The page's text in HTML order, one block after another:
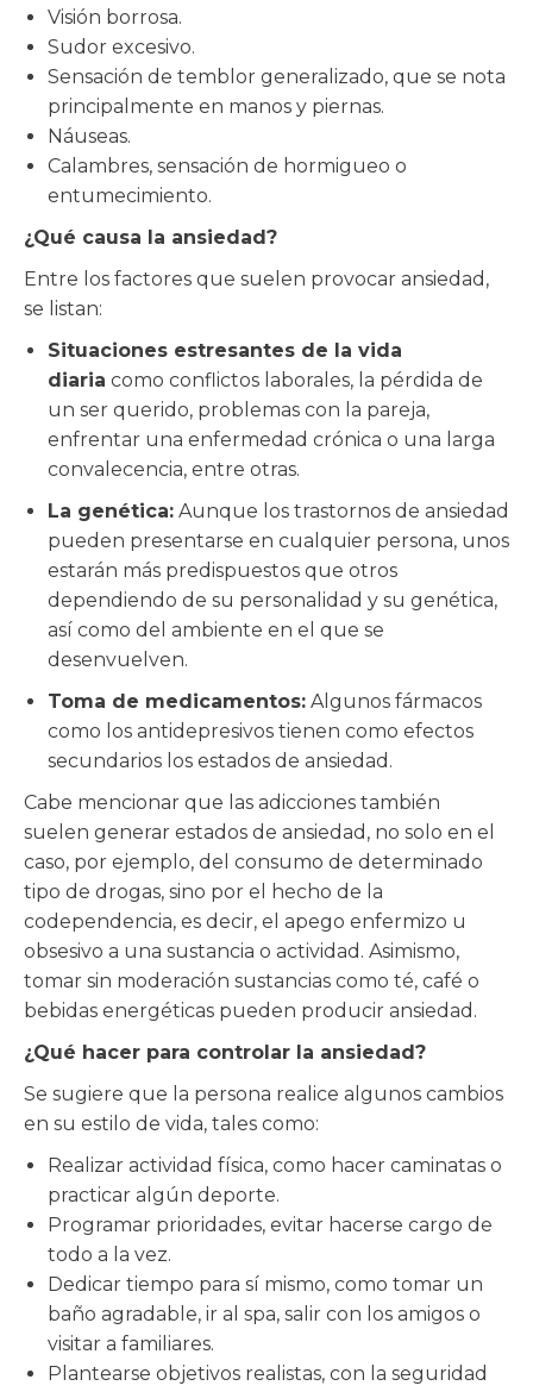
Visión borrosa.
Sudor excesivo.
Sensación de temblor generalizado, que se nota
principalmente en manos y piernas.
Náuseas.
Calambres, sensación de hormigueo o
entumecimiento.
¿Qué causa la ansiedad?
Entre los factores que suelen provocar ansiedad,
se listan:
Situaciones estresantes de la vida
diaria como conflictos laborales, la pérdida de
un ser querido, problemas con la pareja,
enfrentar una enfermedad crónica o una larga
convalecencia, entre otras.
La genética: Aunque los trastornos de ansiedad
pueden presentarse en cualquier persona, unos
estarán más predispuestos que otros
dependiendo de su personalidad y su genética,
así como del ambiente en el que se
desenvuelven.
Toma de medicamentos: Algunos fármacos
como los antidepresivos tienen como efectos
secundarios los estados de ansiedad.
Cabe mencionar que las adicciones también
suelen generar estados de ansiedad, no solo en el
caso, por ejemplo, del consumo de determinado
tipo de drogas, sino por el hecho de la
codependencia, es decir, el apego enfermizo u
obsesivo a una sustancia o actividad. Asimismo,
tomar sin moderación sustancias como té, café o
bebidas energéticas pueden producir ansiedad.
¿Qué hacer para controlar la ansiedad?
Se sugiere que la persona realice algunos cambios
en su estilo de vida, tales como:
Realizar actividad física, como hacer caminatas o
practicar algún deporte.
Programar prioridades, evitar hacerse cargo de
todo a la vez.
Dedicar tiempo para sí mismo, como tomar un
baño agradable, ir al spa, salir con los amigos o
visitar a familiares.
Plantearse objetivos realistas, con la seguridad